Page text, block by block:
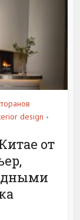
design •
от